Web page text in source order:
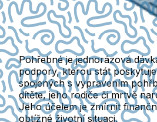
Pohřebné je jednorázová
podpory, kterou stát
spojených s vypravením
dítěte, jeho rodiče či mrtvě
Jeho účelem je zmírnit
obtížné životní situaci.